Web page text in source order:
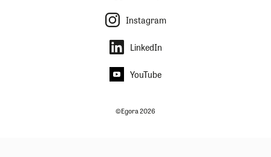
Instagram
LinkedIn
YouTube
©Egora 2026